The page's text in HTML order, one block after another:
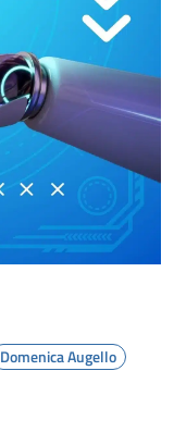
Domenica Augello